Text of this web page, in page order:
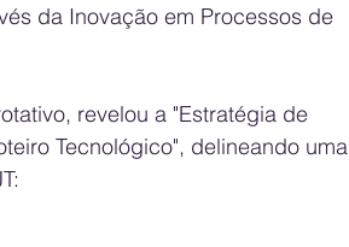
da Inovação em Processos de
revelou a "Estratégia de
Tecnológico", delineando uma